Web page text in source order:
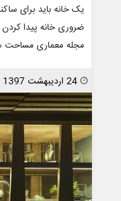
یک خانه باید برای
مجله معماری مساحت
انتشار
24 اردیبهشت 1397